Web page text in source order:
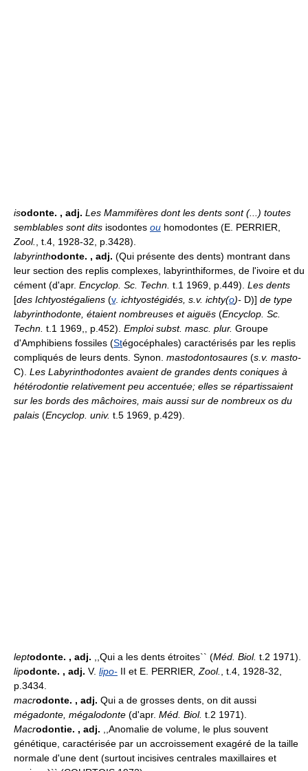
isodonte. , adj. Les Mammifères dont les dents sont (...) toutes
semblables sont dits isodontes ou homodontes (E. PERRIER,
Zool., t.4, 1928-32, p.3428).
labyrinthodonte. , adj. (Qui présente des dents) montrant dans
leur section des replis complexes, labyrinthiformes, de l'ivoire et du
cément (d'apr. Encyclop. Sc. Techn. t.1 1969, p.449). Les dents
[des Ichtyostégaliens (v. ichtyostégidés, s.v. ichty(o)- D)] de type
labyrinthodonte, étaient nombreuses et aiguës (Encyclop. Sc.
Techn. t.1 1969,, p.452). Emploi subst. masc. plur. Groupe
d'Amphibiens fossiles (Stégocéphales) caractérisés par les replis
compliqués de leurs dents. Synon. mastodontosaures (s.v. masto-
C). Les Labyrinthodontes avaient de grandes dents coniques à
hétérodontie relativement peu accentuée; elles se répartissaient
sur les bords des mâchoires, mais aussi sur de nombreux os du
palais (Encyclop. univ. t.5 1969, p.429).
leptodonte. , adj. ,,Qui a les dents étroites`` (Méd. Biol. t.2 1971).
lipodonte. , adj. V. lipo- II et E. PERRIER, Zool., t.4, 1928-32,
p.3434.
macrodonte. , adj. Qui a de grosses dents, on dit aussi
mégadonte, mégalodonte (d'apr. Méd. Biol. t.2 1971).
Macrodontie. , adj. ,,Anomalie de volume, le plus souvent
génétique, caractérisée par un accroissement exagéré de la taille
normale d'une dent (surtout incisives centrales maxillaires et